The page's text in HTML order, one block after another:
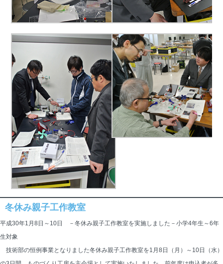
冬休み親子工作教室
平成30年1月8日～10日 －冬休み親子工作教室を実施しました－小学4年生～6年
生対象
技術部の恒例事業となりました冬休み親子工作教室を1月8日（月）～10日（水）